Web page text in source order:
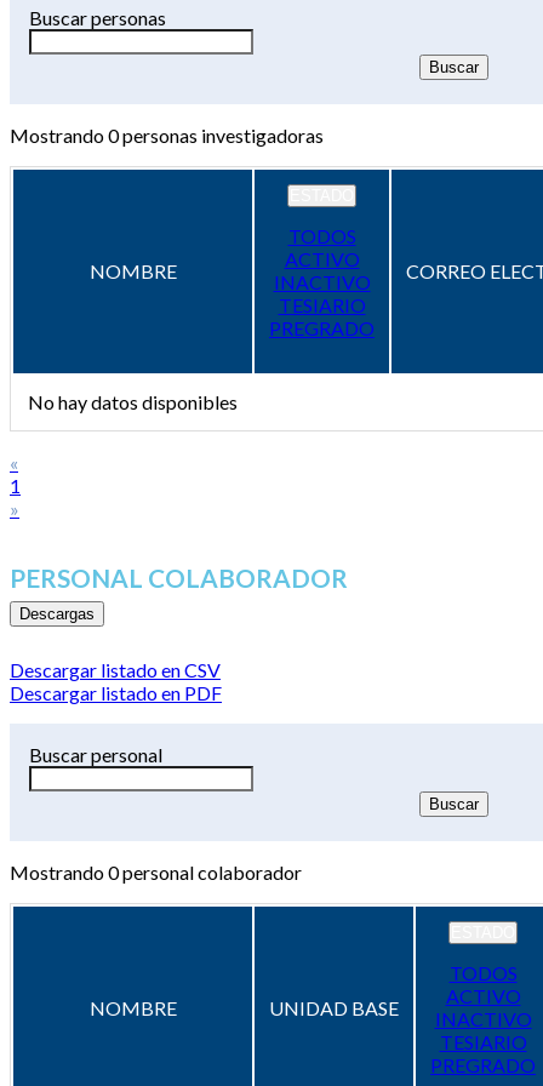
Buscar personas
Mostrando0personas investigadoras
NOMBRE
TODOS
ACTIVO
INACTIVO
TESIARIO
PREGRADO
CORREO
No hay datos disponibles
«
1
»
PERSONAL COLABORADOR
Descargas
Descargar listado en CSV
Descargar listado en PDF
Buscar personal
Mostrando0personal colaborador
NOMBRE UNIDAD BASE
TODOS
ACTIVO
INACTIVO
TESIARIO
PREGRADO